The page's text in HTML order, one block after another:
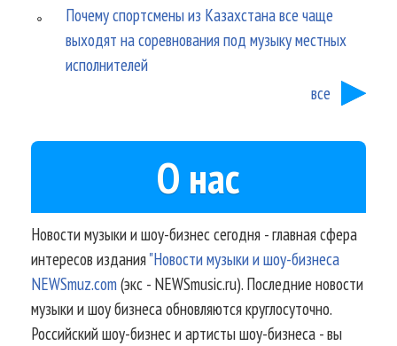
Почему спортсмены из Казахстана все чаще
выходят на соревнования под музыку местных
исполнителей
все
О нас
Новости музыки и шоу-бизнес сегодня - главная сфера
интересов издания"Новости музыки и шоу-бизнеса
NEWSmuz.com(экс - NEWSmusic.ru). Последние новости
музыки и шоу бизнеса обновляются круглосуточно.
Российский шоу-бизнес и артисты шоу-бизнеса - вы